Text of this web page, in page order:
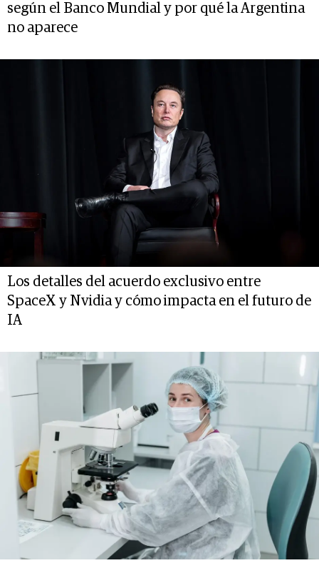
según el Banco Mundial y por qué la Argentina
no aparece
Los detalles del acuerdo exclusivo entre
SpaceX y Nvidia y cómo impacta en el futuro de
IA